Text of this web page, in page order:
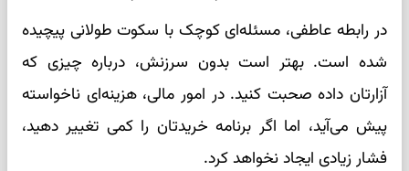
در رابطه عاطفی، مسئله‌ای کوچک با سکوت طولانی پیچیده
شده است. بهتر است بدون سرزنش، درباره چیزی که
آزارتان داده صحبت کنید. در امور مالی، هزینه‌ای ناخواسته
پیش می‌آید، اما اگر برنامه خریدتان را کمی تغییر دهید،
فشار زیادی ایجاد نخواهد کرد.